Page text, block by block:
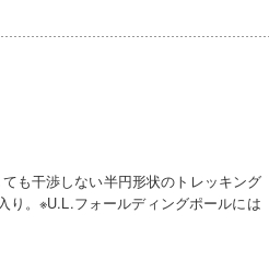
も干渉しない半円形状のトレッキング
り。※U.L.フォールディングポールには